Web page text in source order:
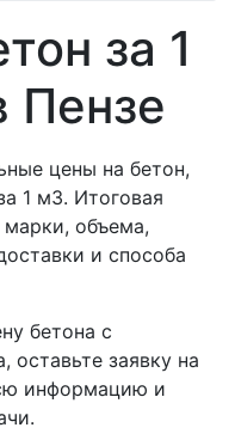
за 1
Пензе
цены на бетон,
1 м3. Итоговая
марки, объема,
и способа
бетона с
оставьте заявку на
информацию и